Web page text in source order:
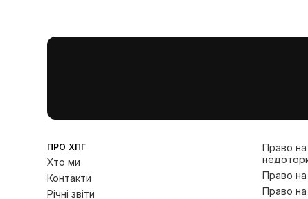
ПРО ХПГ
Хто ми
Контакти
Річні звіти
Право
Право
Право на